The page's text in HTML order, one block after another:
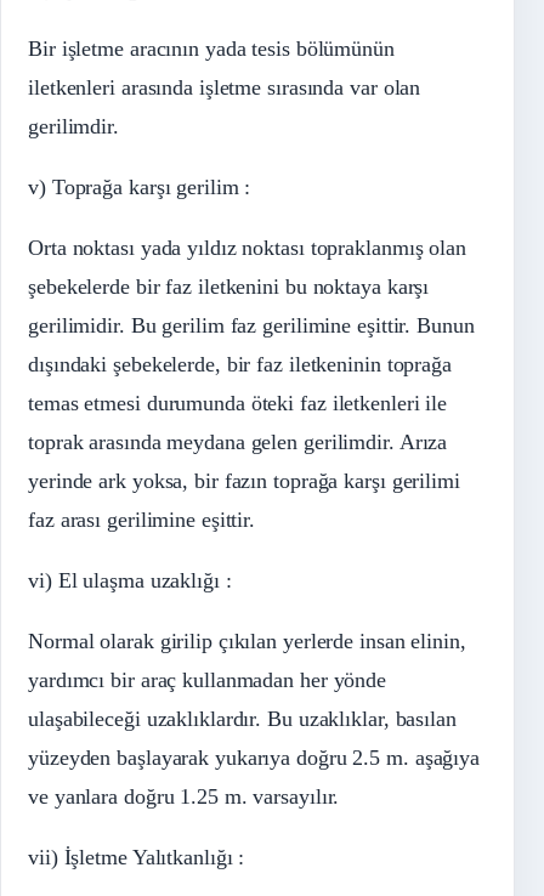
Bir işletme aracının yada tesis bölümünün
iletkenleri arasında işletme sırasında var olan
gerilimdir.
v) Toprağa karşı gerilim :
Orta noktası yada yıldız noktası topraklanmış olan
şebekelerde bir faz iletkenini bu noktaya karşı
gerilimidir. Bu gerilim faz gerilimine eşittir. Bunun
dışındaki şebekelerde, bir faz iletkeninin toprağa
temas etmesi durumunda öteki faz iletkenleri ile
toprak arasında meydana gelen gerilimdir. Arıza
yerinde ark yoksa, bir fazın toprağa karşı gerilimi
faz arası gerilimine eşittir.
vi) El ulaşma uzaklığı :
Normal olarak girilip çıkılan yerlerde insan elinin,
yardımcı bir araç kullanmadan her yönde
ulaşabileceği uzaklıklardır. Bu uzaklıklar, basılan
yüzeyden başlayarak yukarıya doğru 2.5 m. aşağıya
ve yanlara doğru 1.25 m. varsayılır.
vii) İşletme Yalıtkanlığı :